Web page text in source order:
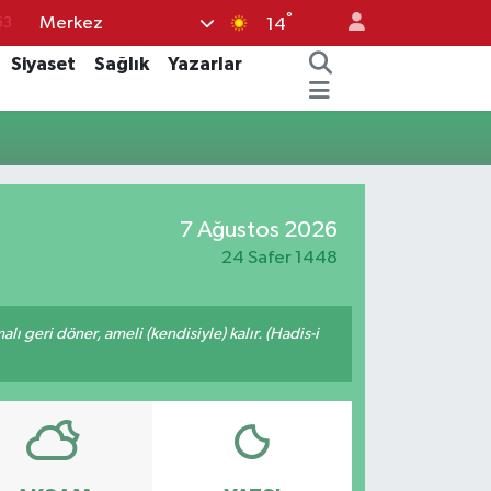
Merkez 14°
Siyaset Sağlık
Yazarlar
7 Ağustos 2026
24 Safer 1448
geri döner, ameli (kendisiyle) kalır. (Hadis-i